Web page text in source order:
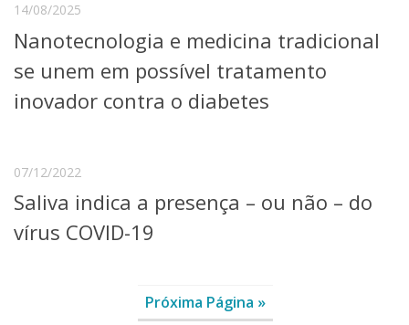
14/08/2025
Nanotecnologia e medicina tradicional
se unem em possível tratamento
inovador contra o diabetes
07/12/2022
Saliva indica a presença – ou não – do
vírus COVID-19
Próxima Página »